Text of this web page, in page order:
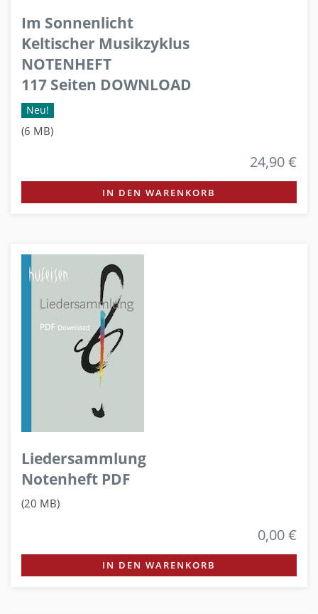
Im Sonnenlicht
Keltischer Musikzyklus
NOTENHEFT
117 Seiten DOWNLOAD
Neu!
(6 MB)
24,90 €
IN DEN WARENKORB
Liedersammlung
Notenheft PDF
(20 MB)
0,00 €
IN DEN WARENKORB